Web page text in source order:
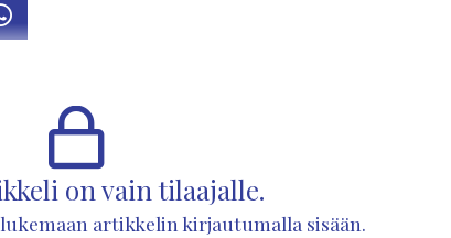
Whatsapp
on vain tilaajalle.
artikkelin kirjautumalla sisään.